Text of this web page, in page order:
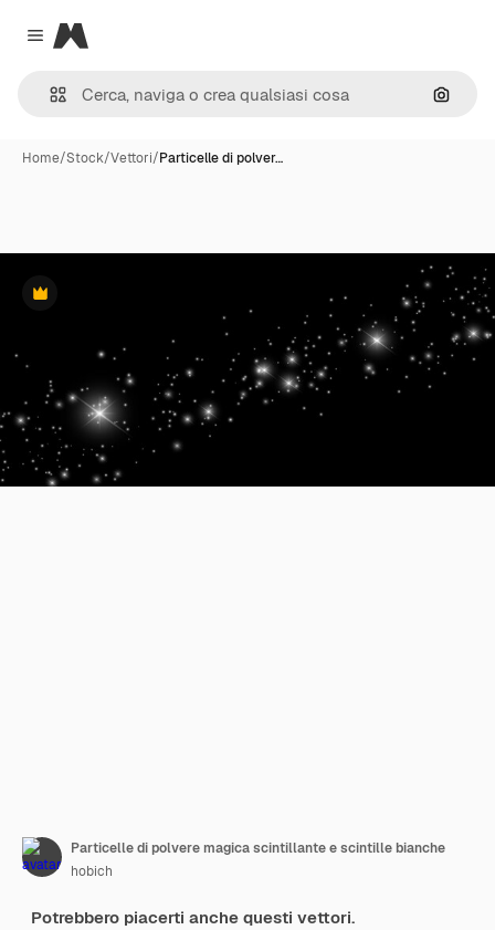
Close menu
Magnific
Cerca
Home/Stock/Vettori/Particelle di polver…
Premium
Particelle di polvere magica scintillante e scintille bianche
hobich
Potrebbero piacerti anche questi vettori.